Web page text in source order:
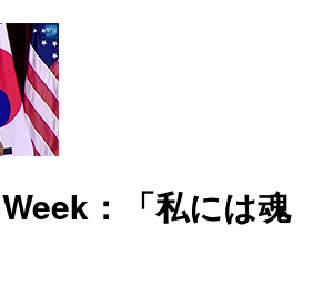
：「私には魂